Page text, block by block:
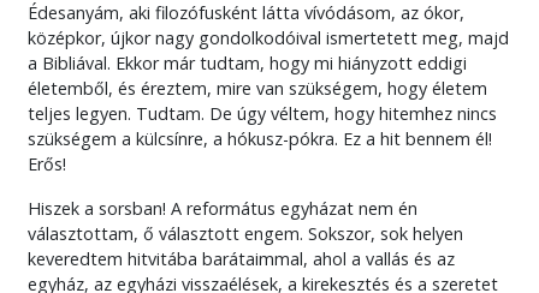
Édesanyám, aki filozófusként látta vívódásom, az ókor,
középkor, újkor nagy gondolkodóival ismertetett meg, majd
a Bibliával. Ekkor már tudtam, hogy mi hiányzott eddigi
életemből, és éreztem, mire van szükségem, hogy életem
teljes legyen. Tudtam. De úgy véltem, hogy hitemhez nincs
szükségem a külcsínre, a hókusz-pókra. Ez a hit bennem él!
Erős!
Hiszek a sorsban! A református egyházat nem én
választottam, ő választott engem. Sokszor, sok helyen
keveredtem hitvitába barátaimmal, ahol a vallás és az
egyház, az egyházi visszaélések, a kirekesztés és a szeretet